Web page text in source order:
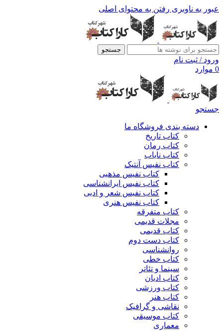
عبور به ناوبری رفتن به محتوای اصلی
جستجو
ورود / ثبت نام
0 موارد
جستجو
دسته بندی فروشگاه ما
کتاب تاریخ
کتاب رمان
کتاب نایاب
کتاب نفیس آنتیک
کتاب نفیس مذهبی
کتاب نفیس ایرانشناسی
کتاب نفیس شعر و ادبی
کتاب نفیس هنری
کتاب متفرقه
مجلات قدیمی
کتاب قدیمی
کتاب دست دوم
روانشناسی
کتاب خطی
سینما و تئاتر
کتاب ادیان
کتاب ورزشی
کتاب هنر
نقاشی و گرافیک
کتاب موسیقی
معماری